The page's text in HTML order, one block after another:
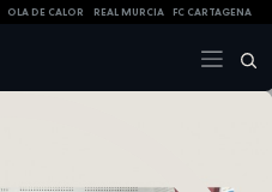
OLA DE CALOR REAL MURCIA FC CARTAGENA